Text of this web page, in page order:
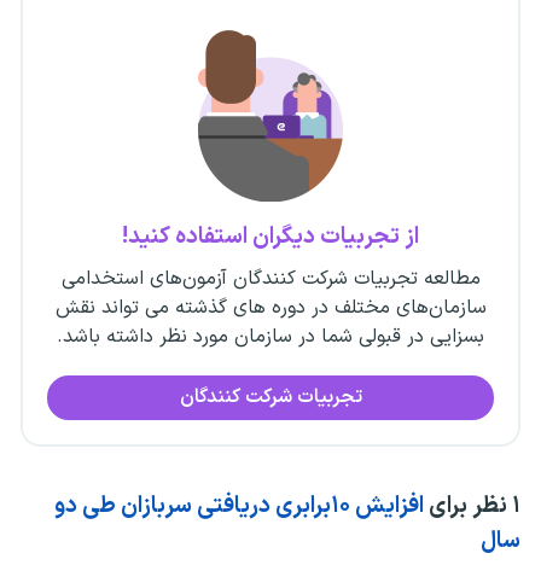
از تجربیات دیگران استفاده کنید!
مطالعه تجربیات شرکت کنندگان آزمون‌های استخدامی
سازمان‌های مختلف در دوره های گذشته می تواند نقش
بسزایی در قبولی شما در سازمان مورد نظر داشته باشد.
تجربیات شرکت کنندگان
۱ نظر برای
افزایش ۱۰برابری دریافتی سربازان طی دو
سال